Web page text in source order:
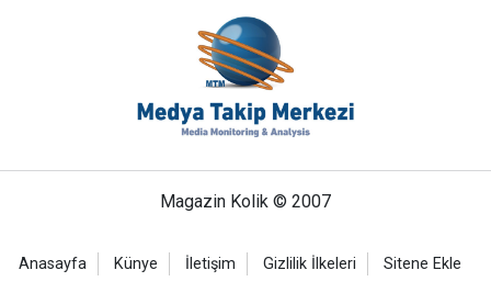
Magazin Kolik © 2007
Anasayfa Künye İletişim Gizlilik İlkeleri Sitene Ekle